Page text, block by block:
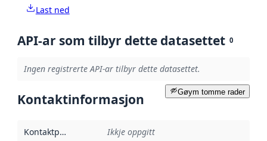
Last ned
API-ar som tilbyr dette datasettet 0
Ingen registrerte API-ar tilbyr dette datasettet.
Gøym tomme rader
Kontaktinformasjon
Kontaktpunkt Ikkje oppgitt